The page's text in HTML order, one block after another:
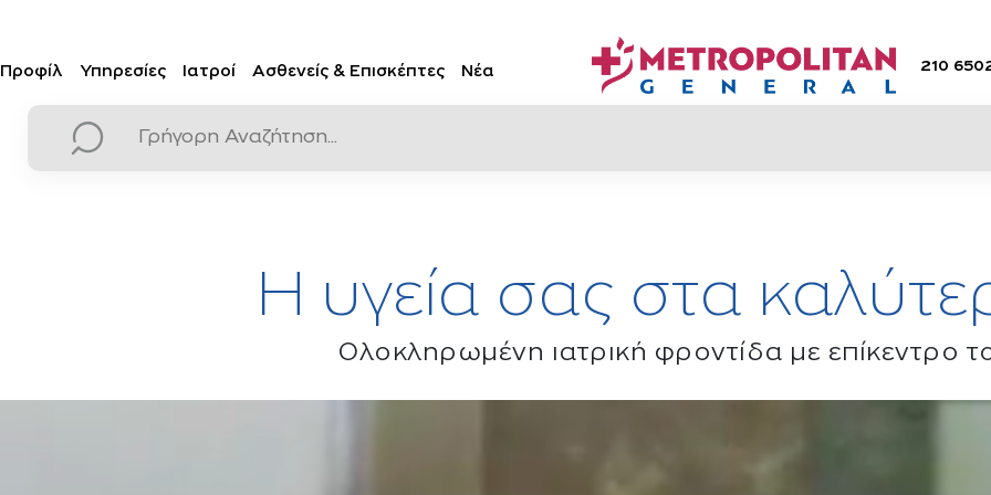
Προφίλ Υπηρεσίες Ιατροί Ασθενείς & Επισκέπτες Νέα 210
Η υγεία σας στα
Ολοκληρωμένη ιατρική φροντίδα με επίκεντρο